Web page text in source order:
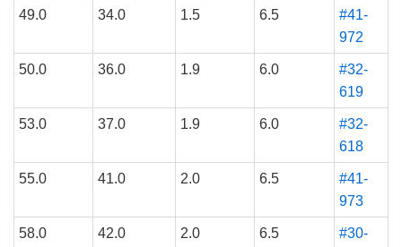
49.0 34.0 1.5 6.5
#41-
972
50.0 36.0 1.9 6.0
#32-
619
53.0 37.0 1.9 6.0
#32-
618
55.0 41.0 2.0 6.5
#41-
973
58.0 42.0 2.0 6.5
#30-